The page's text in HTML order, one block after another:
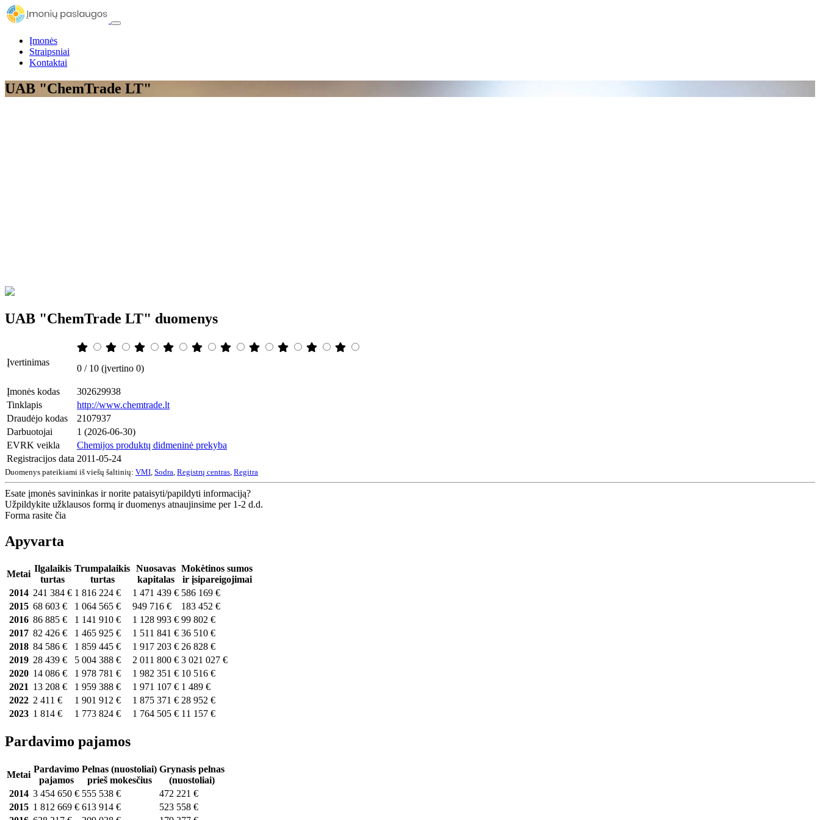
Įmonės
Straipsniai
Kontaktai
UAB "ChemTrade LT"
UAB "ChemTrade LT" duomenys
Įvertinimas
0 / 10 (įvertino 0)
Įmonės kodas
302629938
Tinklapis
http://www.chemtrade.lt
Draudėjo kodas
2107937
Darbuotojai
1 (2026-06-30)
EVRK veikla
Chemijos produktų didmeninė prekyba
Registracijos data 2011-05-24
Duomenys pateikiami iš viešų šaltinių: VMI Sodra Registrų centras Regitra
Esate įmonės savininkas ir norite pataisyti/papildyti informaciją?
Užpildykite užklausos formą ir duomenys atnaujinsime per 1-2 d.d.
Forma rasite čia
Apyvarta
Metai
Ilgalaikis
turtas
Trumpalaikis
turtas
Nuosavas
kapitalas
Mokėtinos sumos
ir įsipareigojimai
2014 241 384 € 1 816 224 € 1 471 439 € 586 169 €
2015 68 603 € 1 064 565 € 949 716 €
183 452 €
2016 86 885 € 1 141 910 € 1 128 993 € 99 802 €
2017 82 426 € 1 465 925 € 1 511 841 € 36 510 €
2018 84 586 € 1 859 445 € 1 917 203 € 26 828 €
2019 28 439 € 5 004 388 € 2 011 800 € 3 021 027 €
2020 14 086 € 1 978 781 € 1 982 351 € 10 516 €
2021 13 208 € 1 959 388 € 1 971 107 € 1 489 €
2022 2 411 € 1 901 912 € 1 875 371 € 28 952 €
2023 1 814 € 1 773 824 € 1 764 505 € 11 157 €
Pardavimo pajamos
Metai
Pardavimo
pajamos
Pelnas (nuostoliai)
prieš mokesčius
Grynasis pelnas
(nuostoliai)
2014 3 454 650 € 555 538 €
472 221 €
2015 1 812 669 € 613 914 €
523 558 €